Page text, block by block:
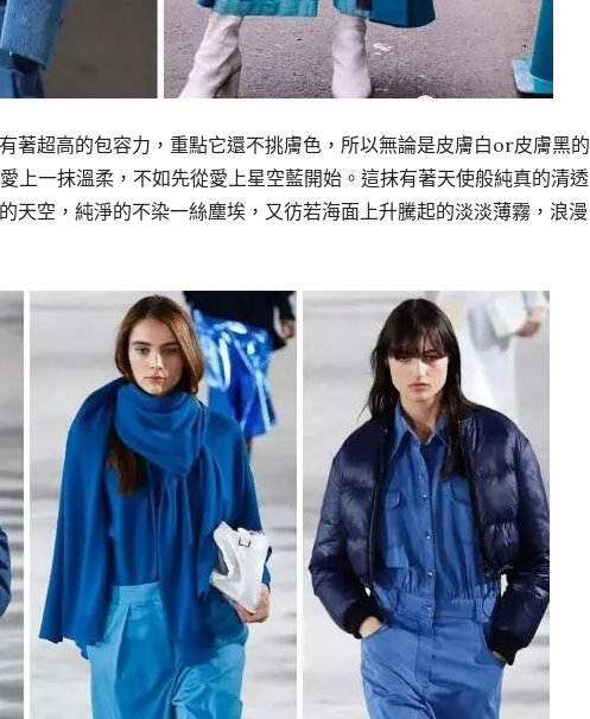
著超高的包容力，重點它還不挑膚色，所以無論是皮膚白or皮膚黑的
上一抹溫柔，不如先從愛上星空藍開始。這抹有著天使般純真的清透
天空，純淨的不染一絲塵埃，又彷若海面上升騰起的淡淡薄霧，浪漫